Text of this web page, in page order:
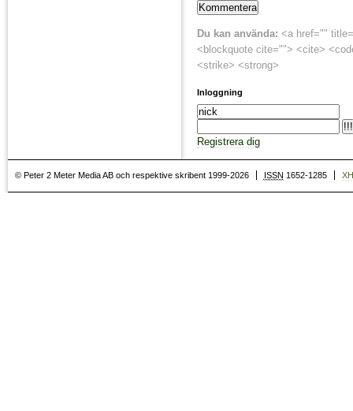
Du kan använda: <a href=""
<blockquote cite=""> <cite>
<strike> <strong>
Inloggning
Registrera dig
© Peter 2 Meter Media AB och respektive skribent 1999-2026 ISSN 1652-1285